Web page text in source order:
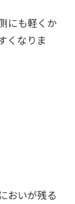
にも軽くか
くなりま
おいが残る